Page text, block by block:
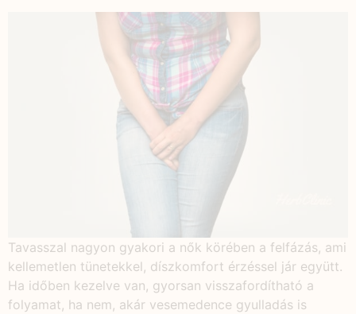
Tavasszal nagyon gyakori a nők körében a felfázás, ami
kellemetlen tünetekkel, díszkomfort érzéssel jár együtt.
Ha időben kezelve van, gyorsan visszafordítható a
folyamat, ha nem, akár vesemedence gyulladás is